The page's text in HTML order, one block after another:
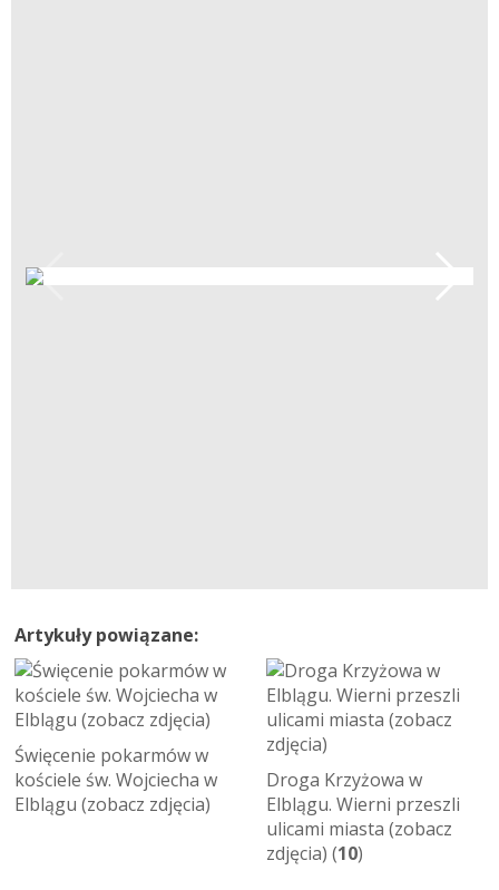
Artykuły powiązane:
Święcenie pokarmów w
kościele św. Wojciecha w
Elblągu (zobacz zdjęcia)
Droga Krzyżowa w
Elblągu. Wierni przeszli
ulicami miasta (zobacz
zdjęcia) (10)